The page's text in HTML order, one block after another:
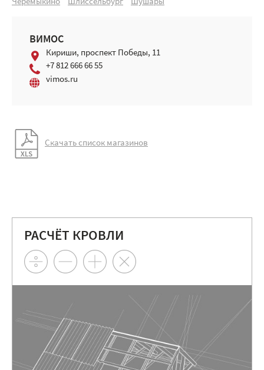
Черемыкино Шлиссельбург Шушары
ВИМОС
Кириши, проспект Победы, 11
+7 812 666 66 55
vimos.ru
Скачать список магазинов
РАСЧЁТ КРОВЛИ